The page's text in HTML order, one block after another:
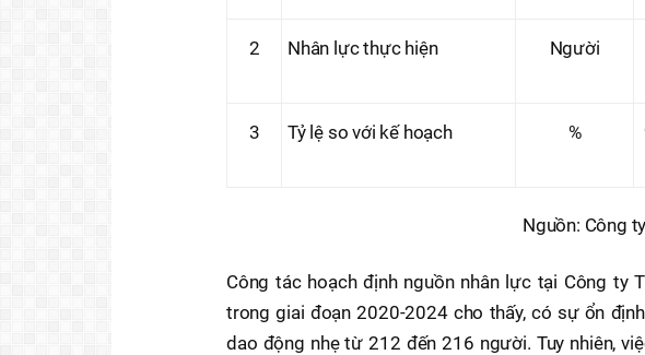
2 Nhân lực thực hiện Người
3 Tỷ lệ so với kế hoạch %
Nguồn: Công
Công tác hoạch định nguồn nhân lực tại Công ty
trong giai đoạn 2020-2024 cho thấy, có sự ổn
dao động nhẹ từ 212 đến 216 người. Tuy nhiên,